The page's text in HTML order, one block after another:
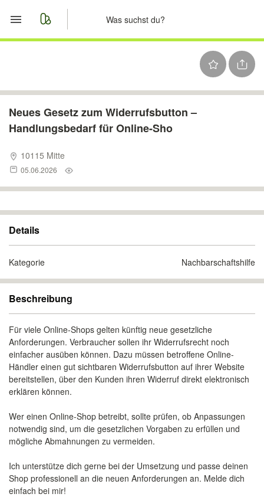
Nachrichten
Anzeige aufgeben
Neues Gesetz zum Widerrufsbutton –
Handlungsbedarf für Online-Sho
10115 Mitte
05.06.2026
Details
Kategorie Nachbarschaftshilfe
Beschreibung
Für viele Online-Shops gelten künftig neue gesetzliche
Anforderungen. Verbraucher sollen ihr Widerrufsrecht noch
einfacher ausüben können. Dazu müssen betroffene Online-
Händler einen gut sichtbaren Widerrufsbutton auf ihrer Website
bereitstellen, über den Kunden ihren Widerruf direkt elektronisch
erklären können.
Wer einen Online-Shop betreibt, sollte prüfen, ob Anpassungen
notwendig sind, um die gesetzlichen Vorgaben zu erfüllen und
mögliche Abmahnungen zu vermeiden.
Ich unterstütze dich gerne bei der Umsetzung und passe deinen
Shop professionell an die neuen Anforderungen an. Melde dich
einfach bei mir!